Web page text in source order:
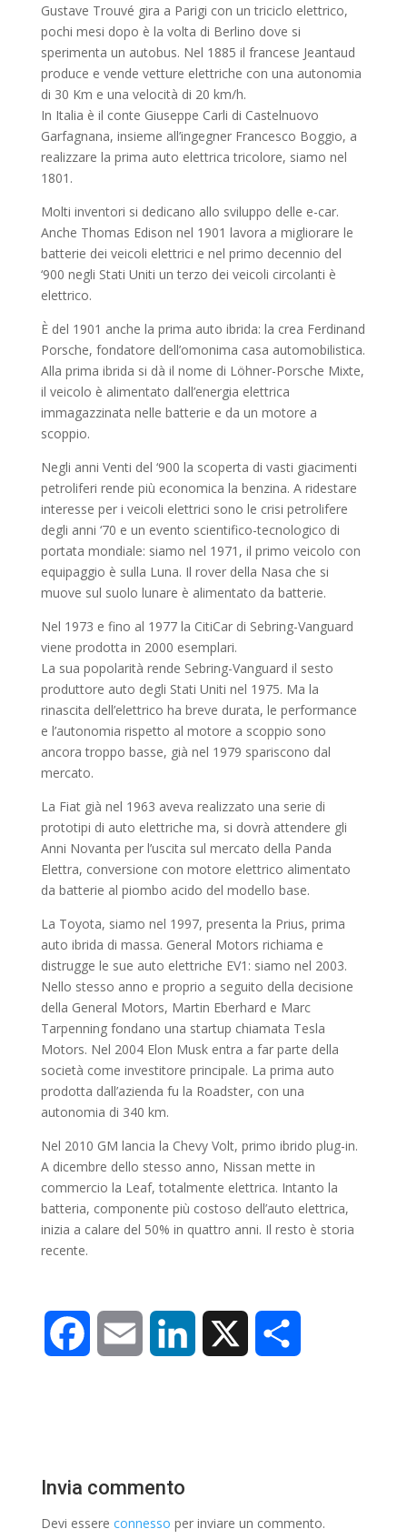
Gustave Trouvé gira a Parigi con un triciclo elettrico,
pochi mesi dopo è la volta di Berlino dove si
sperimenta un autobus. Nel 1885 il francese Jeantaud
produce e vende vetture elettriche con una autonomia
di 30 Km e una velocità di 20 km/h.
In Italia è il conte Giuseppe Carli di Castelnuovo
Garfagnana, insieme all’ingegner Francesco Boggio, a
realizzare la prima auto elettrica tricolore, siamo nel
1801.
Molti inventori si dedicano allo sviluppo delle e-car.
Anche Thomas Edison nel 1901 lavora a migliorare le
batterie dei veicoli elettrici e nel primo decennio del
‘900 negli Stati Uniti un terzo dei veicoli circolanti è
elettrico.
È del 1901 anche la prima auto ibrida: la crea Ferdinand
Porsche, fondatore dell’omonima casa automobilistica.
Alla prima ibrida si dà il nome di Löhner-Porsche Mixte,
il veicolo è alimentato dall’energia elettrica
immagazzinata nelle batterie e da un motore a
scoppio.
Negli anni Venti del ‘900 la scoperta di vasti giacimenti
petroliferi rende più economica la benzina. A ridestare
interesse per i veicoli elettrici sono le crisi petrolifere
degli anni ‘70 e un evento scientifico-tecnologico di
portata mondiale: siamo nel 1971, il primo veicolo con
equipaggio è sulla Luna. Il rover della Nasa che si
muove sul suolo lunare è alimentato da batterie.
Nel 1973 e fino al 1977 la CitiCar di Sebring-Vanguard
viene prodotta in 2000 esemplari.
La sua popolarità rende Sebring-Vanguard il sesto
produttore auto degli Stati Uniti nel 1975. Ma la
rinascita dell’elettrico ha breve durata, le performance
e l’autonomia rispetto al motore a scoppio sono
ancora troppo basse, già nel 1979 spariscono dal
mercato.
La Fiat già nel 1963 aveva realizzato una serie di
prototipi di auto elettriche ma, si dovrà attendere gli
Anni Novanta per l’uscita sul mercato della Panda
Elettra, conversione con motore elettrico alimentato
da batterie al piombo acido del modello base.
La Toyota, siamo nel 1997, presenta la Prius, prima
auto ibrida di massa. General Motors richiama e
distrugge le sue auto elettriche EV1: siamo nel 2003.
Nello stesso anno e proprio a seguito della decisione
della General Motors, Martin Eberhard e Marc
Tarpenning fondano una startup chiamata Tesla
Motors. Nel 2004 Elon Musk entra a far parte della
società come investitore principale. La prima auto
prodotta dall’azienda fu la Roadster, con una
autonomia di 340 km.
Nel 2010 GM lancia la Chevy Volt, primo ibrido plug-in.
A dicembre dello stesso anno, Nissan mette in
commercio la Leaf, totalmente elettrica. Intanto la
batteria, componente più costoso dell’auto elettrica,
inizia a calare del 50% in quattro anni. Il resto è storia
recente.
e
Invia commento
Devi essere connesso per inviare un commento.